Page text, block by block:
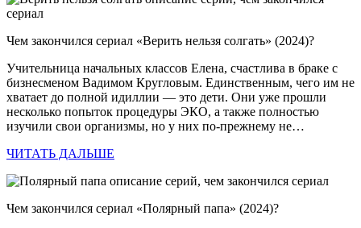
Чем закончился сериал «Верить нельзя солгать» (2024)?
Учительница начальных классов Елена, счастлива в браке с
бизнесменом Вадимом Кругловым. Единственным, чего им не
хватает до полной идиллии — это дети. Они уже прошли
несколько попыток процедуры ЭКО, а также полностью
изучили свои организмы, но у них по-прежнему не…
ЧИТАТЬ ДАЛЬШЕ
Чем закончился сериал «Полярный папа» (2024)?